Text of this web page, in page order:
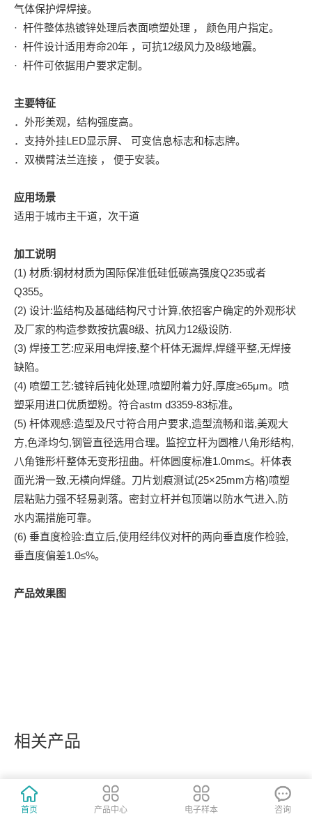
气体保护焊焊接。
· 杆件整体热镀锌处理后表面喷塑处理 ， 颜色用户指定。
· 杆件设计适用寿命20年 ，可抗12级风力及8级地震。
· 杆件可依据用户要求定制。
主要特征
．外形美观，结构强度高。
．支持外挂LED显示屏、 可变信息标志和标志牌。
．双横臂法兰连接 ， 便于安装。
应用场景
适用于城市主干道，次干道
加工说明
(1) 材质:钢材材质为国际保准低硅低碳高强度Q235或者
Q355。
(2) 设计:监结构及基础结构尺寸计算,依招客户确定的外观形状
及厂家的构造参数按抗震8级、抗风力12级设防.
(3) 焊接工艺:应采用电焊接,整个杆体无漏焊,焊缝平整,无焊接
缺陷。
(4) 喷塑工艺:镀锌后钝化处理,喷塑附着力好,厚度≥65μm。喷
塑采用进口优质塑粉。符合astm d3359-83标准。
(5) 杆体观感:造型及尺寸符合用户要求,造型流畅和谐,美观大
方,色泽均匀,钢管直径选用合理。监控立杆为圆椎八角形结构,
八角锥形杆整体无变形扭曲。杆体圆度标准1.0mm≤。杆体表
面光滑一致,无横向焊缝。刀片划痕测试(25×25mm方格)喷塑
层粘贴力强不轻易剥落。密封立杆并包顶端以防水气进入,防
水内漏措施可靠。
(6) 垂直度检验:直立后,使用经纬仪对杆的两向垂直度作检验,
垂直度偏差1.0≤%。
产品效果图
相关产品
首页 产品中心 电子样本 咨询